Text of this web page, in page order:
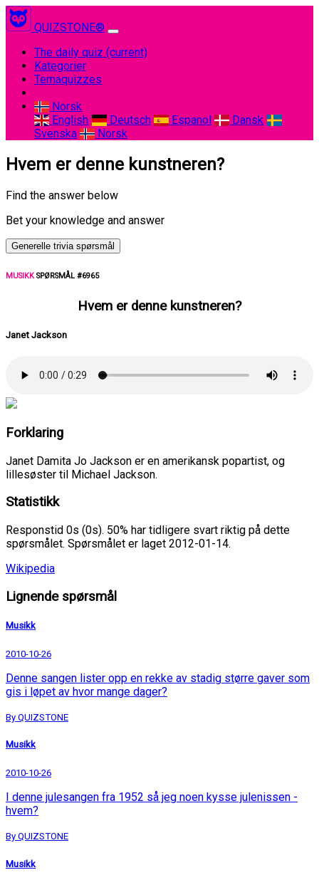
QUIZSTONE®
The daily quiz (current)
Kategorier
Temaquizzes
Norsk
English
Deutsch Espanol
Dansk
Svenska
Norsk
Hvem er denne kunstneren?
Find the answer below
Bet your knowledge and answer
Generelle trivia spørsmål
MUSIKKSPØRSMÅL #6965
Hvem er denne kunstneren?
Janet Jackson
Forklaring
Janet Damita Jo Jackson er en amerikansk popartist, og
lillesøster til Michael Jackson.
Statistikk
Responstid 0s (0s). 50% har tidligere svart riktig på dette
spørsmålet. Spørsmålet er laget 2012-01-14.
Wikipedia
Lignende spørsmål
Musikk
2010-10-26
Denne sangen lister opp en rekke av stadig større gaver som
gis i løpet av hvor mange dager?
By QUIZSTONE
Musikk
2010-10-26
I denne julesangen fra 1952 så jeg noen kysse julenissen -
hvem?
By QUIZSTONE
Musikk